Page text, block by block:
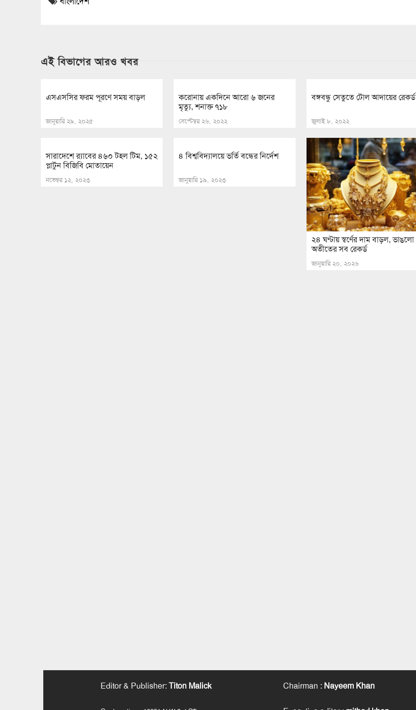
এই বিভাগের আরও খবর
এসএসসির ফরম পূরণে সময় বাড়ল
জানুয়ারি ২৯, ২০২৫
করোনায় একদিনে আরো ৬ জনের
মৃত্যু, শনাক্ত ৭১৮
সেপ্টেম্বর ২৬, ২০২২
বঙ্গবন্ধু সেতুতে টো‌ল আদায়ের রেকর্ড
জুলাই ৮, ২০২২
সারাদেশে র‍্যাবের ৪৬০ টহল টিম, ১৫২
প্লাটুন বিজিবি মোতায়েন
নভেম্বর ১২, ২০২৩
৪ বিশ্ববিদ্যালয়ে ভর্তি বন্ধের নির্দেশ
জানুয়ারি ১৯, ২০২৩
২৪ ঘণ্টায় স্বর্ণের দাম বাড়ল, ভাঙলো
অতীতের সব রেকর্ড
জানুয়ারি ২০, ২০২৬
Editor & Publisher:Titon Malick Chairman : Nayeem Khan